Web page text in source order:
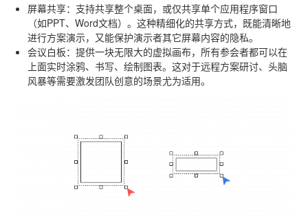
屏幕共享：支持共享整个桌面，或仅共享单个应用程序窗口
（如PPT、Word文档）。这种精细化的共享方式，既能清晰地
进行方案演示，又能保护演示者其它屏幕内容的隐私。
会议白板：提供一块无限大的虚拟画布，所有参会者都可以在
上面实时涂鸦、书写、绘制图表。这对于远程方案研讨、头脑
风暴等需要激发团队创意的场景尤为适用。